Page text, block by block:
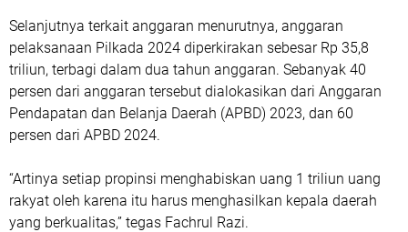
Selanjutnya terkait anggaran menurutnya, anggaran
pelaksanaan Pilkada 2024 diperkirakan sebesar Rp 35,8
triliun, terbagi dalam dua tahun anggaran. Sebanyak 40
persen dari anggaran tersebut dialokasikan dari Anggaran
Pendapatan dan Belanja Daerah (APBD) 2023, dan 60
persen dari APBD 2024.
“Artinya setiap propinsi menghabiskan uang 1 triliun uang
rakyat oleh karena itu harus menghasilkan kepala daerah
yang berkualitas,” tegas Fachrul Razi.